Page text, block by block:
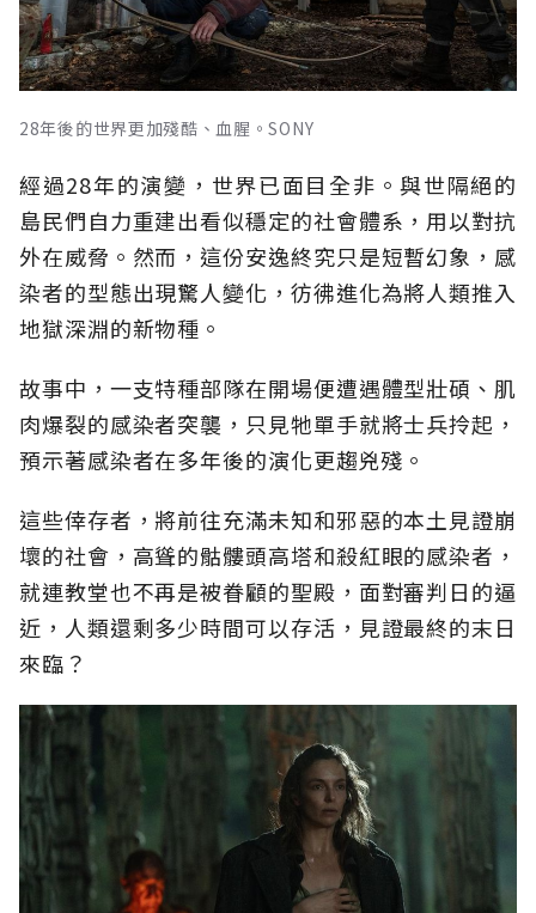
28年後的世界更加殘酷、血腥。SONY
經過28年的演變，世界已面目全非。與世隔絕的
島民們自力重建出看似穩定的社會體系，用以對抗
外在威脅。然而，這份安逸終究只是短暫幻象，感
染者的型態出現驚人變化，彷彿進化為將人類推入
地獄深淵的新物種。
故事中，一支特種部隊在開場便遭遇體型壯碩、肌
肉爆裂的感染者突襲，只見牠單手就將士兵拎起，
預示著感染者在多年後的演化更趨兇殘。
這些倖存者，將前往充滿未知和邪惡的本土見證崩
壞的社會，高聳的骷髏頭高塔和殺紅眼的感染者，
就連教堂也不再是被眷顧的聖殿，面對審判日的逼
近，人類還剩多少時間可以存活，見證最終的末日
來臨？